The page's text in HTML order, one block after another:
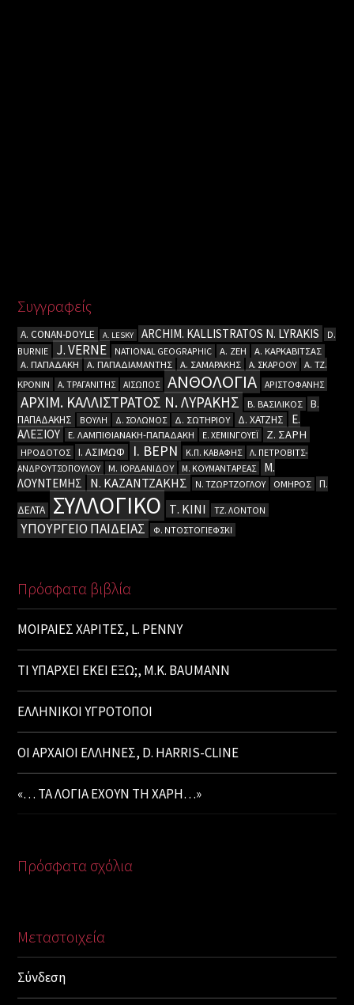
Συγγραφείς
A. CΟΝΑΝ-DOYLE A. LESKY ARCHIM. KALLISTRATOS N. LYRAKIS
D.
BURNIE
J. VERNE NATIONAL GEOGRAPHIC Α. ΖΕΗ
Α. ΚΑΡΚΑΒΙΤΣΑΣ
Α. ΠΑΠΑΔΑΚΗ
Α. ΠΑΠΑΔΙΑΜΑΝΤΗΣ Α. ΣΑΜΑΡΑΚΗΣ Α. ΣΚΑΡΟΟΥ
Α. ΤΖ.
ΚΡΟΝΙΝ
Α. ΤΡΑΓΑΝΙΤΗΣ ΑΙΣΩΠΟΣ ΑΝΘΟΛΟΓΙΑ ΑΡΙΣΤΟΦΑΝΗΣ
ΑΡΧΙΜ. ΚΑΛΛΙΣΤΡΑΤΟΣ Ν. ΛΥΡΑΚΗΣ Β. ΒΑΣΙΛΙΚΟΣ
Β.
ΠΑΠΑΔΑΚΗΣ
ΒΟΥΛΗ Δ. ΣΟΛΩΜΟΣ Δ. ΣΩΤΗΡΙΟΥ Δ. ΧΑΤΖΗΣ
Ε.
ΑΛΕΞΙΟΥ
Ε. ΛΑΜΠΙΘΙΑΝΑΚΗ-ΠΑΠΑΔΑΚΗ Ε. ΧΕΜΙΝΓΟΥΕΪ Ζ. ΣΑΡΗ
ΗΡΟΔΟΤΟΣ Ι. ΑΣΙΜΩΦ Ι. ΒΕΡΝ Κ.Π. ΚΑΒΑΦΗΣ
Λ. ΠΕΤΡΟΒΙΤΣ-
ΑΝΔΡΟΥΤΣΟΠΟΥΛΟΥ
Μ. ΙΟΡΔΑΝΙΔΟΥ Μ. ΚΟΥΜΑΝΤΑΡΕΑΣ
Μ.
ΛΟΥΝΤΕΜΗΣ
Ν. ΚΑΖΑΝΤΖΑΚΗΣ Ν. ΤΖΩΡΤΖΟΓΛΟΥ ΟΜΗΡΟΣ
Π.
ΔΕΛΤΑ
ΣΥΛΛΟΓΙΚΟ Τ. ΚΙΝΙ ΤΖ. ΛΟΝΤΟΝ
ΥΠΟΥΡΓΕΙΟ ΠΑΙΔΕΙΑΣ Φ. ΝΤΟΣΤΟΓΙΕΦΣΚΙ
Πρόσφατα βιβλία
ΜΟΙΡΑΙΕΣ ΧΑΡΙΤΕΣ, L. PENNY
ΤΙ ΥΠΑΡΧΕΙ ΕΚΕΙ ΕΞΩ;, M.K. BAUMANN
ΕΛΛΗΝΙΚΟΙ ΥΓΡΟΤΟΠΟΙ
ΟΙ ΑΡΧΑΙΟΙ ΕΛΛΗΝΕΣ, D. HARRIS-CLINE
«… ΤΑ ΛΟΓΙΑ ΕΧΟΥΝ ΤΗ ΧΑΡΗ…»
Πρόσφατα σχόλια
Μεταστοιχεία
Σύνδεση